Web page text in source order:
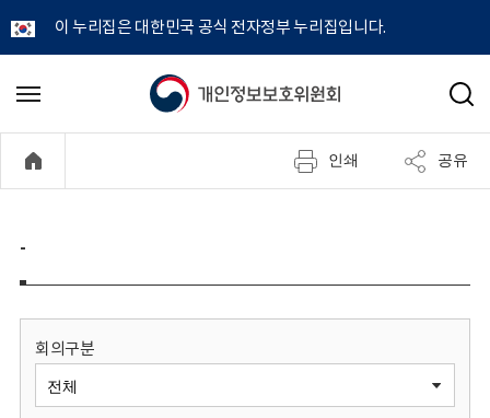
이 누리집은 대한민국 공식 전자정부 누리집입니다.
개
정
보
메
기
검
인쇄 공유
-
회의구분